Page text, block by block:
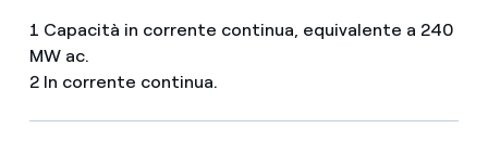
1 Capacità in corrente continua, equivalente a 240
MW ac.
2 In corrente continua.